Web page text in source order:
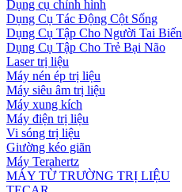
Dụng cụ chỉnh hình
Dụng Cụ Tác Động Cột Sống
Dụng Cụ Tập Cho Người Tai Biến
Dụng Cụ Tập Cho Trẻ Bại Não
Laser trị liệu
Máy nén ép trị liệu
Máy siêu âm trị liệu
Máy xung kích
Máy điện trị liệu
Vi sóng trị liệu
Giường kéo giãn
Máy Terahertz
MÁY TỪ TRƯỜNG TRỊ LIỆU